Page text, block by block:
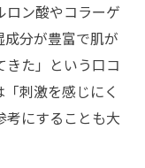
ムの効果的な
クリームの使
ロン酸やコラーゲ
分が豊富で肌が
きた」という口コ
刺激を感じにく
考にすることも大